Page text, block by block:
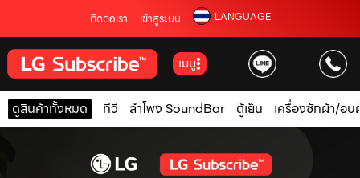
ติดต่อเรา เข้าสู่ระบบ LANGUAGE
เมนู
ดูสินค้าทั้งหมด ทีวี ลำโพง SoundBar ตู้เย็น เครื่องซักผ้า/อบ